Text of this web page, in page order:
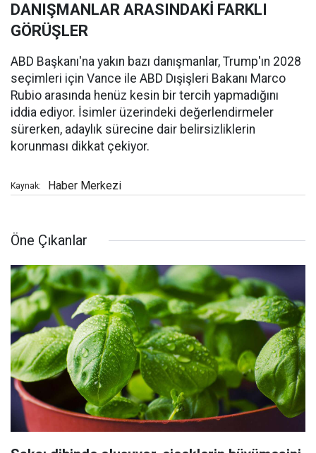
DANIŞMANLAR ARASINDAKİ FARKLI
GÖRÜŞLER
ABD Başkanı'na yakın bazı danışmanlar, Trump'ın 2028
seçimleri için Vance ile ABD Dışişleri Bakanı Marco
Rubio arasında henüz kesin bir tercih yapmadığını
iddia ediyor. İsimler üzerindeki değerlendirmeler
sürerken, adaylık sürecine dair belirsizliklerin
korunması dikkat çekiyor.
Kaynak: Haber Merkezi
Öne Çıkanlar